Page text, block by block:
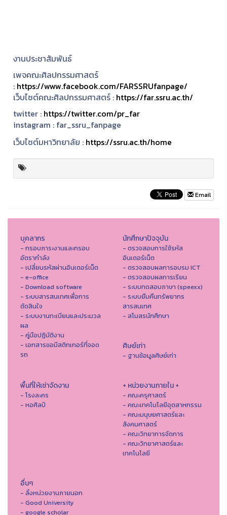
งานประชาสัมพันธ์
เพจคณะศิลปกรรมศาสตร์
: https://www.facebook.com/FARSSRUfanpage/
เว็บไซต์คณะศิลปกรรมศาสตร์ : https://far.ssru.ac.th/
twitter : https://twitter.com/pr_far
instagram : far_ssru_fanpage
เว็บไซต์มหาวิทยาลัย : https://ssru.ac.th/home
Email
บุคลากร
- กรอบภาระงานและกรอบ
อัตรากำลัง
- เปลี่ยนรหัสผ่านอินเตอร์เน็ต
- e-office
- Download software
- ระบบสารสนเทศเพื่อการ
ตัดสินใจ
- ระบบงานทะเบียนและประมวล
ผล
- คู่มือปฏิบัติงาน
- เอกสารขอมีสติกเกอร์ที่จอด
รถ
นักศึกษาปัจจุบัน
- ตรวจสอบการใช้รหัส
อินเตอร์เน็ต
- ตรวจสอบผลการอบรม ICT
- ตรวจสอบผลการเรียน
- ระบบทดสอบภาษา (speexx)
- ระบบยืมคืนทรัพยากร
สารสนเทศ
- สโมสรนักศึกษา
ศิษย์เก่า
- ฐานข้อมูลศิษย์เก่า
พื้นที่ให้เช่าจัดงาน
- โรงละคร
- หอศิลป์
+ หน่วยงานภายใน +
- คณะครุศาสตร์
- คณะเทคโนโลยีอุตสาหกรรม
- คณะมนุษยศาสตร์และ
สังคมศาสตร์
- คณะวิทยาการจัดการ
- คณะวิทยาศาสตร์และ
เทคโนโลยี
อื่นๆ
- ลิ้งหน่วยงานภายนอก
- Good University
- google scholar